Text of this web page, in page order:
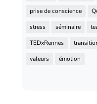
prise de conscience
stress
séminaire
TEDxRennes
valeurs
émotion